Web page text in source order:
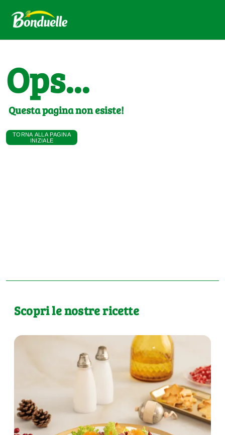
Ops...
Questa pagina non esiste!
TORNA ALLA PAGINA
INIZIALE
Scopri le nostre ricette